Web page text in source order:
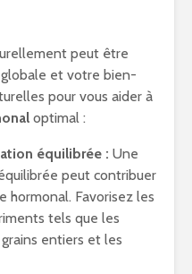
peut être
et votre bien-
pour vous aider à
optimal :
équilibrée : Une
peut contribuer
hormonal. Favorisez les
tels que les
entiers et les